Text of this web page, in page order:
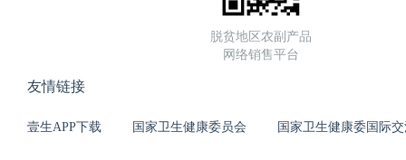
脱贫地区农副产品
网络销售平台
友情链接
壹生APP下载 国家卫生健康委员会 国家卫生健康委国际